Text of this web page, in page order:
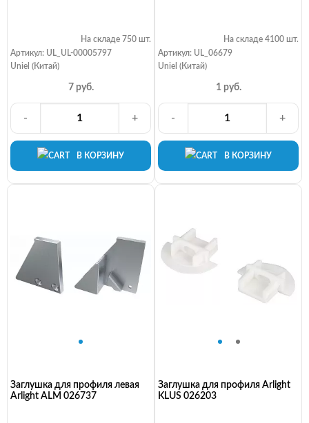
На складе 750 шт.
Артикул: UL_UL-00005797
Uniel (Китай)
7 руб.
В КОРЗИНУ
- +
На складе 4100 шт.
Артикул: UL_06679
Uniel (Китай)
1 руб.
В КОРЗИНУ
- +
Заглушка для профиля левая
Arlight ALM 026737
Заглушка для профиля Arlight
KLUS 026203